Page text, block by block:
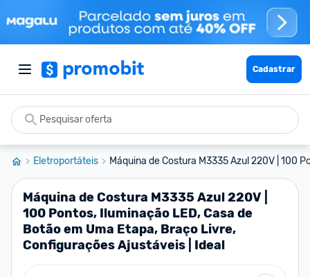
Cadastrar
Eletroportáteis Máquina de Costura M3335 Azul 220V | 100
Máquina de Costura M3335 Azul 220V |
100 Pontos, Iluminação LED, Casa de
Botão em Uma Etapa, Braço Livre,
Configurações Ajustáveis | Ideal